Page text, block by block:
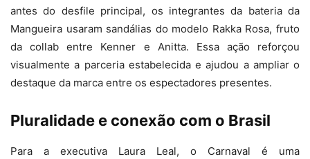
antes do desfile principal, os integrantes da bateria da
Mangueira usaram sandálias do modelo Rakka Rosa, fruto
da collab entre Kenner e Anitta. Essa ação reforçou
visualmente a parceria estabelecida e ajudou a ampliar o
destaque da marca entre os espectadores presentes.
Pluralidade e conexão com o Brasil
Para a executiva Laura Leal, o Carnaval é uma